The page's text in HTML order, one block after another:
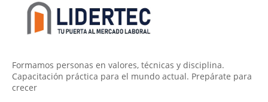
Formamos personas en valores, técnicas y disciplina.
Capacitación práctica para el mundo actual. Prepárate para
crecer